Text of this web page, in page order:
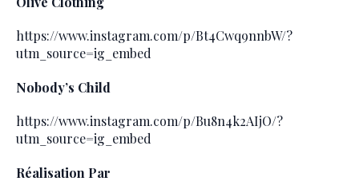
https://www.instagram.com/p/Bt4Cwq9nnbW/?
utm_source=ig_embed
Nobody’s Child
https://www.instagram.com/p/Bu8n4k2AIjO/?
utm_source=ig_embed
Réalisation Par